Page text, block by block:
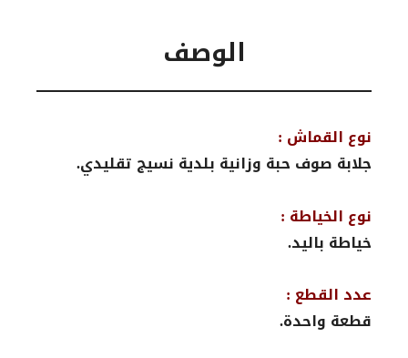
الوصف
نوع القماش :
جلابة صوف حبة وزانية بلدية نسيج تقليدي.
نوع الخياطة :
خياطة باليد.
عدد القطع :
قطعة واحدة.